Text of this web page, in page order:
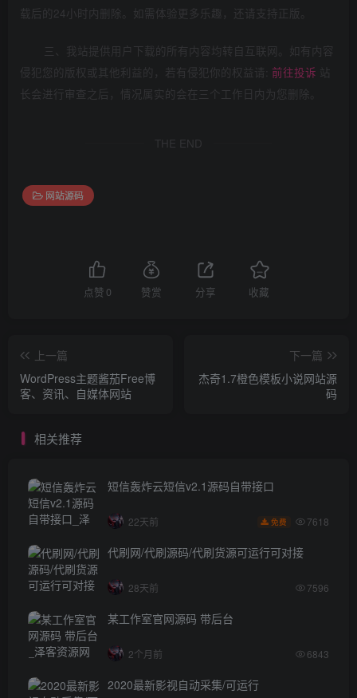
载后的24小时内删除。如需体验更多乐趣，还请支持正版。
三、我站提供用户下载的所有内容均转自互联网。如有内容
侵犯您的版权或其他利益的，若有侵犯你的权益请: 前往投诉 站
长会进行审查之后，情况属实的会在三个工作日内为您删除。
THE END
网站源码
点赞 0 赞赏 分享 收藏
上一篇
WordPress主题酱茄Free博
客、资讯、自媒体网站
下一篇
杰奇1.7橙色模板小说网站源
码
相关推荐
短信轰炸云短信v2.1源码自带接口
22天前 免费 7618
代刷网/代刷源码/代刷货源可运行可对接
28天前 7596
某工作室官网源码 带后台
2个月前 6843
2020最新影视自动采集/可运行